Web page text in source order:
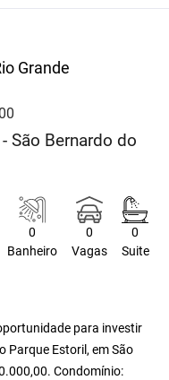
Grande
São Bernardo do
0
Banheiro
0
Vagas
0
Suite
para investir
Parque Estoril, em São
Condomínio: